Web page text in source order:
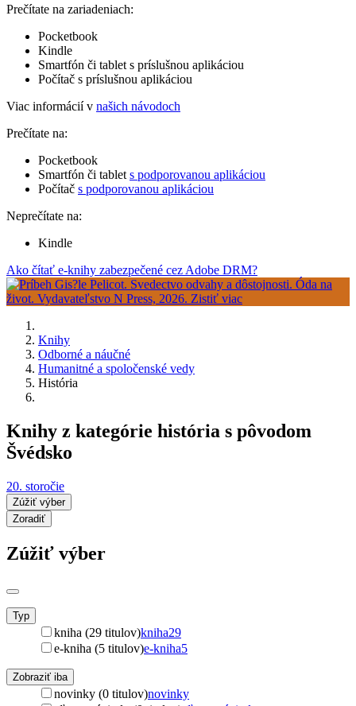
Prečítate na zariadeniach:
Pocketbook
Kindle
Smartfón či tablet s príslušnou aplikáciou
Počítač s príslušnou aplikáciou
Viac informácií v našich návodoch
Prečítate na:
Pocketbook
Smartfón či tablet s podporovanou aplikáciou
Počítač s podporovanou aplikáciou
Neprečítate na:
Kindle
Ako čítať e-knihy zabezpečené cez Adobe DRM?
Knihy
Odborné a náučné
Humanitné a spoločenské vedy
História
Knihy z kategórie história s pôvodom
Švédsko
20. storočie
Zúžiť výber
Zoradiť
Zúžiť výber
Typ
kniha (29 titulov)kniha29
e-kniha (5 titulov)e-kniha5
Zobraziť iba
novinky (0 titulov)novinky